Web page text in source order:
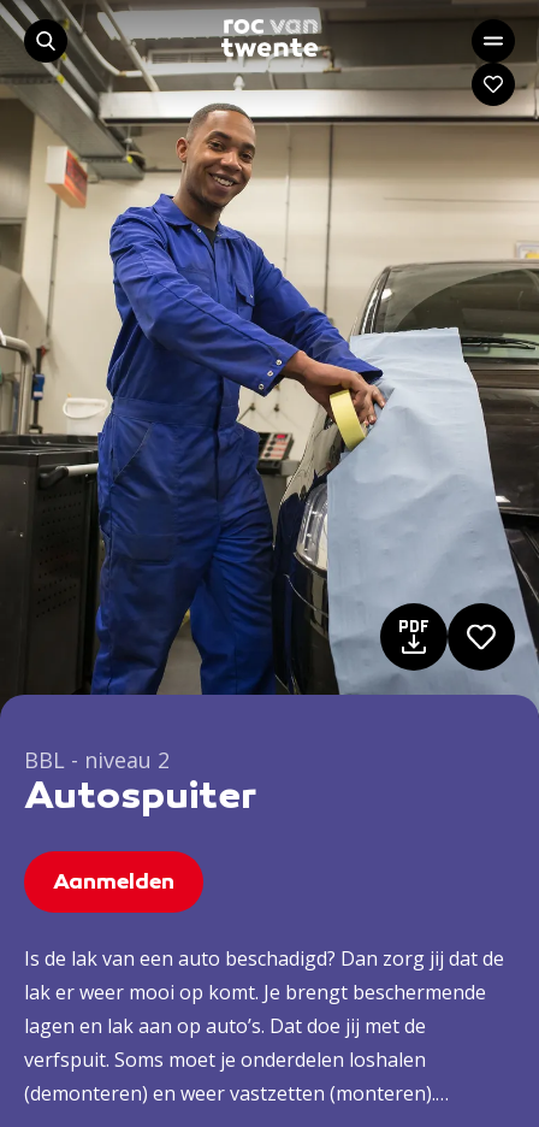
BBL - niveau 2
Autospuiter
Aanmelden
Is de lak van een auto beschadigd? Dan zorg jij dat de
lak er weer mooi op komt. Je brengt beschermende
lagen en lak aan op auto’s. Dat doe jij met de
verfspuit. Soms moet je onderdelen loshalen
(demonteren) en weer vastzetten (monteren).